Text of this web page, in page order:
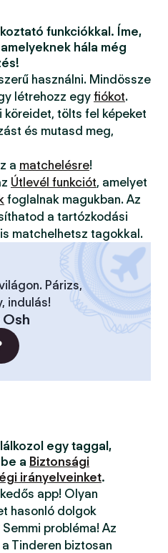
funkciókkal. Íme,
hála még
használni. Mindössze
létrehozz egy fiókot.
köreidet, tölts fel képeket
és mutasd meg,
a matchelésre!
Útlevél funkciót, amelyet
foglalnak magukban. Az
a tartózkodási
matchelhetsz tagokkal.
Párizs,
indulás!
Osh
egy taggal,
a Biztonsági
irányelveinket.
app! Olyan
hasonló dolgok
probléma! Az
Tinderen biztosan